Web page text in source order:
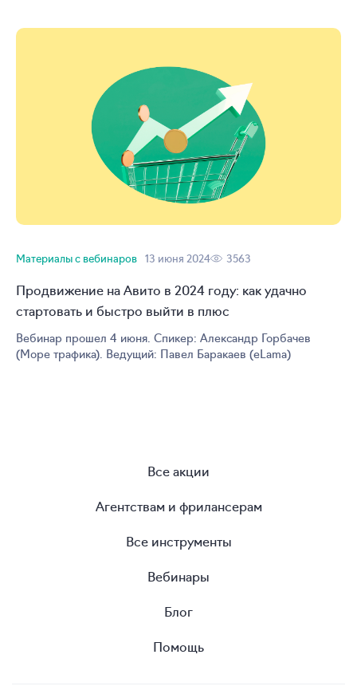
Материалы с вебинаров 13 июня 2024 3563
Продвижение на Авито в 2024 году: как удачно
стартовать и быстро выйти в плюс
Вебинар прошел 4 июня. Спикер: Александр Горбачев
(Море трафика). Ведущий: Павел Баракаев (eLama)
Все акции
Агентствам и фрилансерам
Все инструменты
Вебинары
Блог
Помощь